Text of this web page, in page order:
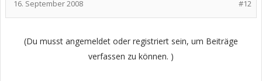
#12
16. September 2008
(Du musst angemeldet oder registriert sein, um Beiträge
verfassen zu können. )